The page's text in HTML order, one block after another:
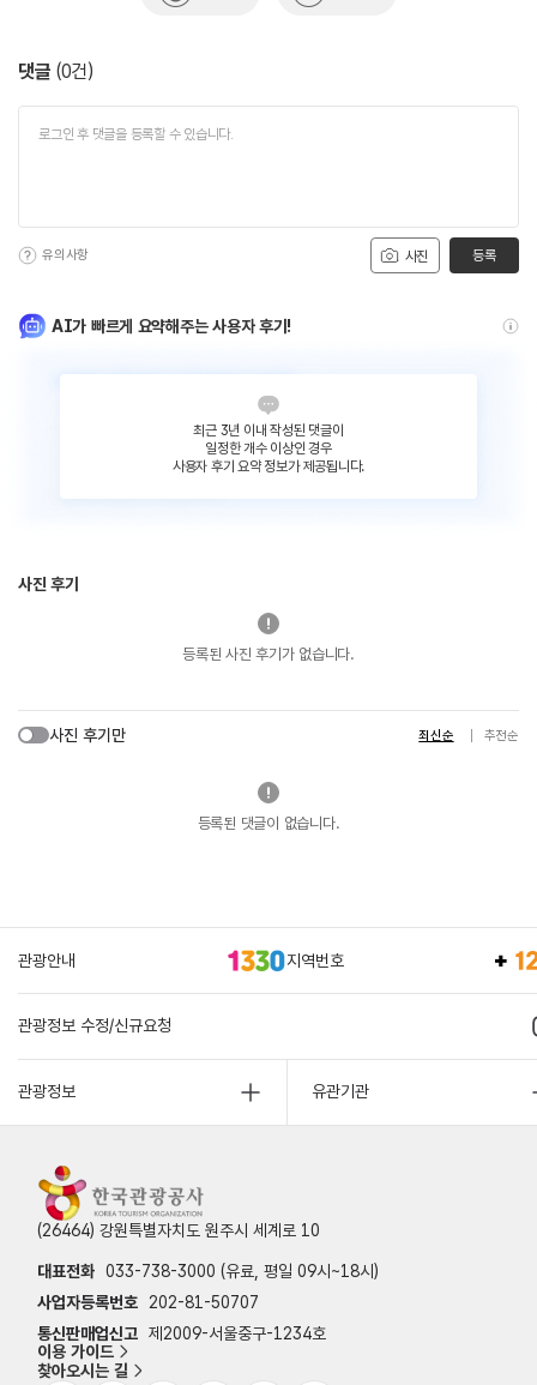
댓글 (0건)
사진
유의사항 등록
AI가 빠르게 요약해주는 사용자 후기!
최근 3년 이내 작성된 댓글이
일정한 개수 이상인 경우
사용자 후기 요약 정보가 제공됩니다.
사진 후기
등록된 사진 후기가 없습니다.
사진 후기만 최신순 추천순
등록된 댓글이 없습니다.
관광안내 지역번호
관광정보 수정/신규요청
관광정보 유관기관
(26464) 강원특별자치도 원주시 세계로 10
대표전화 033-738-3000 (유료, 평일 09시~18시)
사업자등록번호
202-81-50707
통신판매업신고 제2009-서울중구-1234호
이용 가이드
찾아오시는 길